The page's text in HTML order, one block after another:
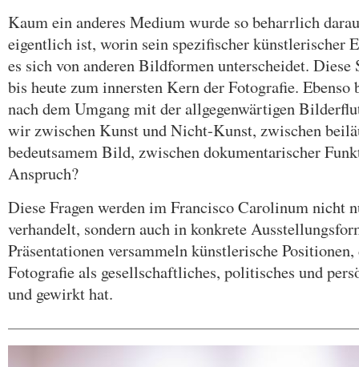
Kaum ein anderes Medium wurde so beharrlich
eigentlich ist, worin sein spezifischer künstlerischer
es sich von anderen Bildformen unterscheidet.
bis heute zum innersten Kern der Fotografie. Ebenso
nach dem Umgang mit der allgegenwärtigen
wir zwischen Kunst und Nicht-Kunst, zwischen
bedeutsamem Bild, zwischen dokumentarischer
Anspruch?
Diese Fragen werden im Francisco Carolinum nicht
verhandelt, sondern auch in konkrete
Präsentationen versammeln künstlerische
Fotografie als gesellschaftliches, politisches und
und gewirkt hat.